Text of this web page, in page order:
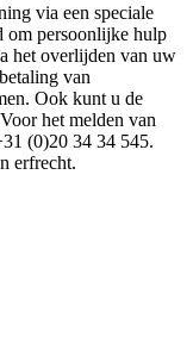
via een speciale
om persoonlijke hulp
het overlijden van uw
van
Ook kunt u de
het melden van
(0)20 34 34 545.
erfrecht.